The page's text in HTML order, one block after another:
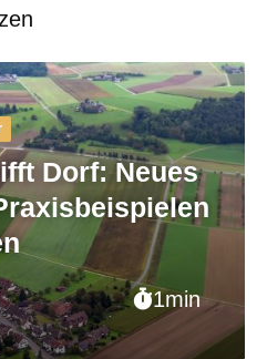
1min
Dorf: Neues